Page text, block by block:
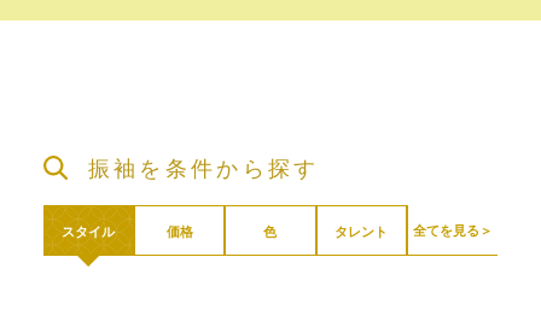
振袖を条件から探す
スタイル 価格 色 タレント 全てを見る＞